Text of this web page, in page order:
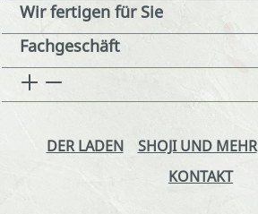
Wir fertigen für Sie
Fachgeschäft
DER LADEN SHOJI UND MEHR
KONTAKT